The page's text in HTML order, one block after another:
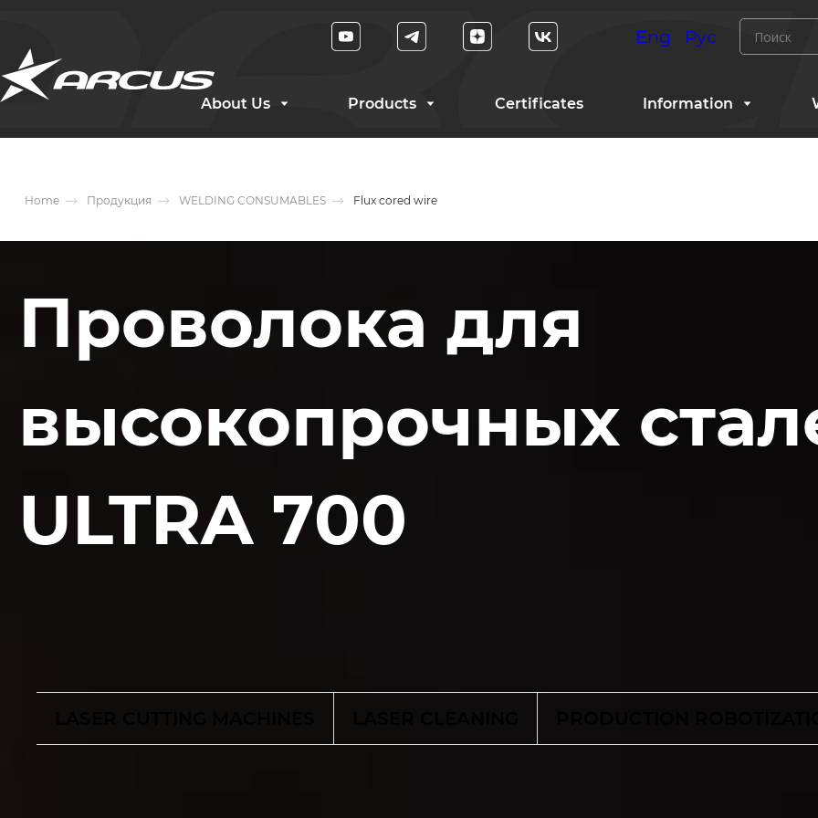
Eng Рус
About Us Products Certificates Information
Home Продукция WELDING CONSUMABLES Flux cored wire
Проволока для
высокопрочных
ULTRA 700